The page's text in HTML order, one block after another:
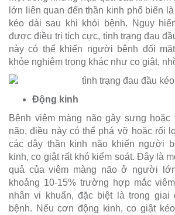
lớn liên quan đến thần kinh phổ biến
kéo dài sau khi khỏi bệnh. Nguy
được điều trị tích cực, tình trạng đau
này có thể khiến người bệnh đối
khỏe nghiêm trọng khác như co giật,
Động kinh
Bệnh viêm màng não gây sưng
não, điều này có thể phá vỡ hoặc rối
các dây thần kinh não khiến người
kinh, co giật rất khó kiểm soát. Đây là
quả của viêm màng não ở người
khoảng 10-15% trường hợp mắc
nhân vi khuẩn, đặc biệt là trong giai
bệnh. Nếu cơn động kinh, co giật